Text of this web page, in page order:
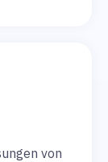
von